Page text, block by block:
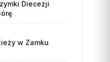
Diecezji
w Zamku